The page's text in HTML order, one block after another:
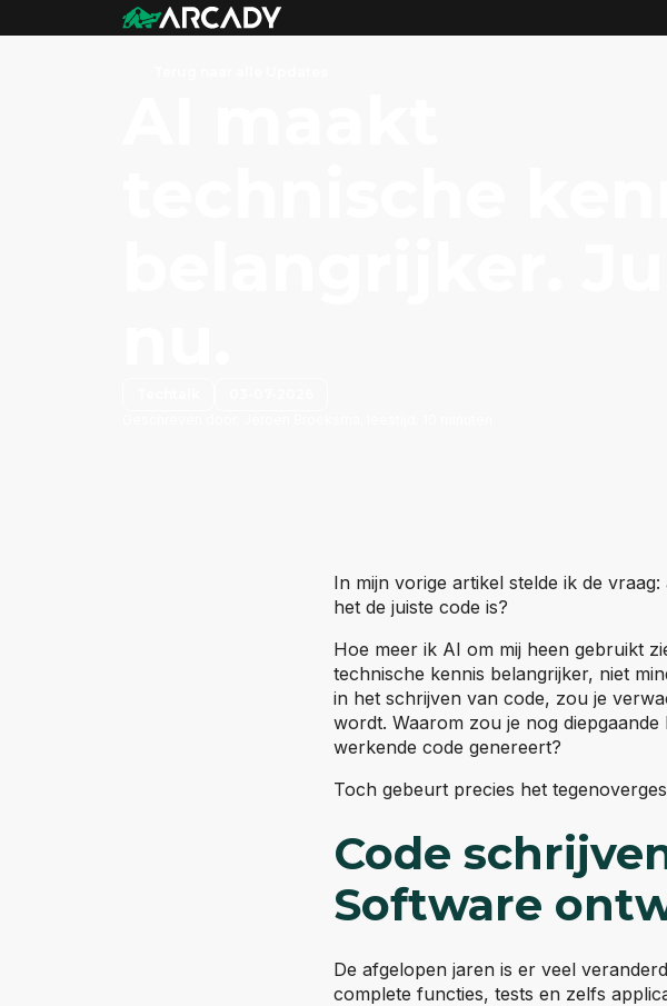
In mijn vorige artikel stelde ik de
het de juiste code is?
Hoe meer ik AI om mij heen gebruikt
technische kennis belangrijker, niet
in het schrijven van code, zou je
wordt. Waarom zou je nog
werkende code genereert?
Toch gebeurt precies het
Code
Software
De afgelopen jaren is er veel
complete functies, tests en zelfs